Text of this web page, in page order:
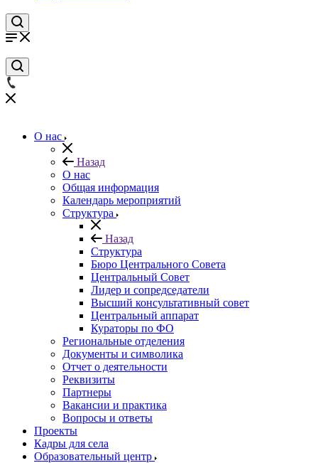
О нас
Назад
О нас
Общая информация
Календарь мероприятий
Структура
Назад
Структура
Бюро Центрального Совета
Центральный Совет
Лидер и сопредседатели
Высший консультативный совет
Центральный аппарат
Кураторы по ФО
Региональные отделения
Документы и символика
Отчет о деятельности
Реквизиты
Партнеры
Вакансии и практика
Вопросы и ответы
Проекты
Кадры для села
Образовательный центр